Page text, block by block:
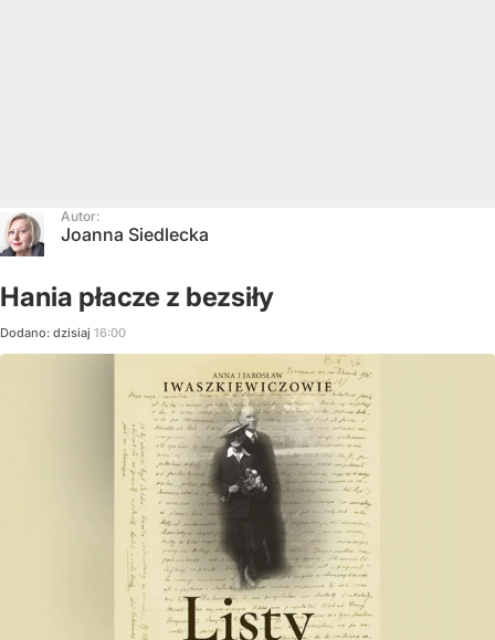
Autor:
Joanna Siedlecka
Hania płacze z bezsiły
Dodano: dzisiaj 16:00